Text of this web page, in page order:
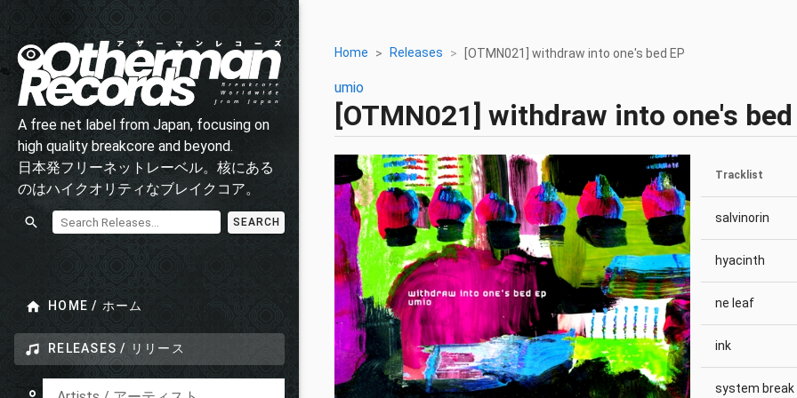
A free net label from Japan, focusing on
high quality breakcore and beyond.
日本発フリーネットレーベル。核にある
のはハイクオリティなブレイクコア。
SEARCH
HOME / ホーム
RELEASES / リリース
Home Releases [OTMN021] withdraw into one's bed EP
umio
[OTMN021] withdraw into one's bed
Tracklist
salvinorin
hyacinth
ne leaf
ink
system break